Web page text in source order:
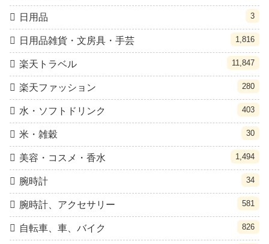
日用品 3
日用品雑貨・文房具・手芸 1,816
楽天トラベル 11,847
楽天ファッション 280
水・ソフトドリンク 403
米・雑穀 30
美容・コスメ・香水 1,494
腕時計 34
腕時計、アクセサリー 581
自転車、車、バイク 826